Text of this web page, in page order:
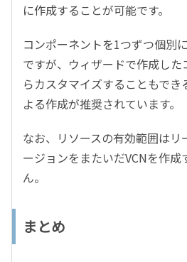
に作成することが可能です。
コンポーネントを1つずつ個別
ですが、ウィザードで作成し
らカスタマイズすることもでき
よる作成が推奨されています。
なお、リソースの有効範囲はリ
ージョンをまたいだVCNを作
ん。
まとめ